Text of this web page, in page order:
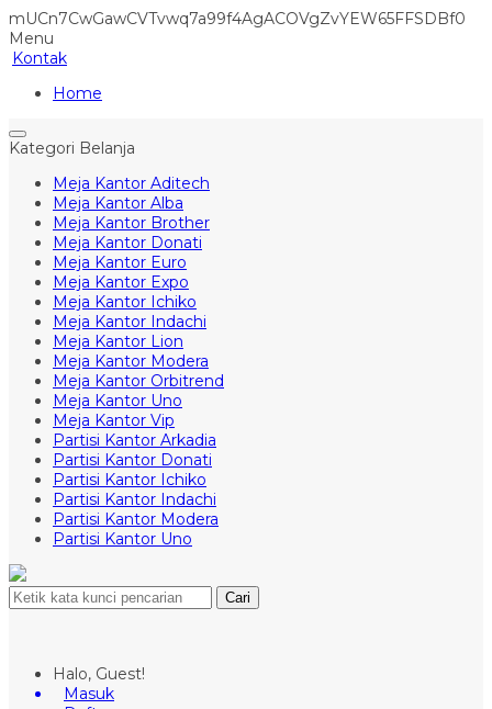
mUCn7CwGawCVTvwq7a99f4AgACOVgZvYEW65FFSDBf0
Menu
Kontak
Home
Kategori Belanja
Meja Kantor Aditech
Meja Kantor Alba
Meja Kantor Brother
Meja Kantor Donati
Meja Kantor Euro
Meja Kantor Expo
Meja Kantor Ichiko
Meja Kantor Indachi
Meja Kantor Lion
Meja Kantor Modera
Meja Kantor Orbitrend
Meja Kantor Uno
Meja Kantor Vip
Partisi Kantor Arkadia
Partisi Kantor Donati
Partisi Kantor Ichiko
Partisi Kantor Indachi
Partisi Kantor Modera
Partisi Kantor Uno
Cari
Halo, Guest!
Masuk